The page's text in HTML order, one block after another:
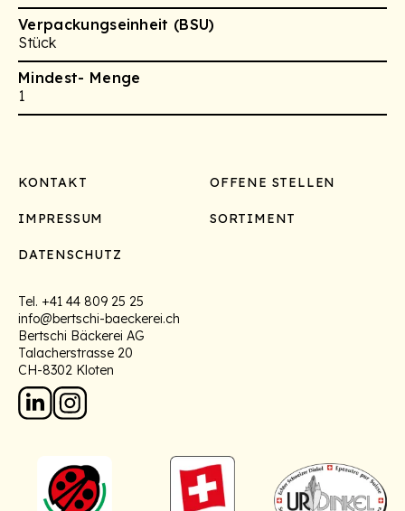
Verpackungseinheit (BSU)
Stück
Mindest- Menge
1
Footer
KONTAKT OFFENE STELLEN
IMPRESSUM SORTIMENT
DATENSCHUTZ
Tel. +41 44 809 25 25
info@bertschi-baeckerei.ch
Bertschi Bäckerei AG
Talacherstrasse 20
CH-8302 Kloten